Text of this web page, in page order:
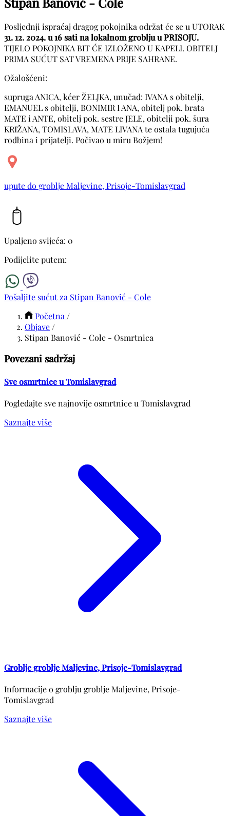
Posljednji ispraćaj dragog pokojnika održat će se u UTORAK
31. 12. 2024. u 16 sati na lokalnom groblju u PRISOJU.
TIJELO POKOJNIKA BIT ĆE IZLOŽENO U KAPELI. OBITELJ
PRIMA SUĆUT SAT VREMENA PRIJE SAHRANE.
Ožalošćeni:
supruga ANICA, kćer ŽELJKA, unučad: IVANA s obitelji,
EMANUEL s obitelji, BONIMIR I ANA, obitelj pok. brata
MATE i ANTE, obitelj pok. sestre JELE, obitelji pok. šura
KRIŽANA, TOMISLAVA, MATE LIVANA te ostala tugujuća
rodbina i prijatelji. Počivao u miru Božjem!
upute do groblje Maljevine, Prisoje-Tomislavgrad
Upaljeno svijeća: 0
Podijelite putem:
Pošaljite sućut za Stipan Banović - Cole
Početna /
Objave /
Stipan Banović - Cole - Osmrtnica
Povezani sadržaj
Sve osmrtnice u Tomislavgrad
Pogledajte sve najnovije osmrtnice u Tomislavgrad
Saznajte više
Groblje groblje Maljevine, Prisoje-Tomislavgrad
Informacije o groblju groblje Maljevine, Prisoje-
Tomislavgrad
Saznajte više